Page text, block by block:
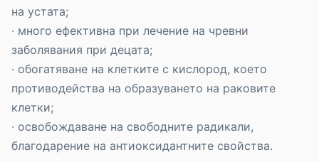
на устата;
· много ефективна при лечение на чревни
заболявания при децата;
· обогатяване на клетките с кислород, което
противодейства на образуването на раковите
клетки;
· освобождаване на свободните радикали,
благодарение на антиоксидантните свойства.